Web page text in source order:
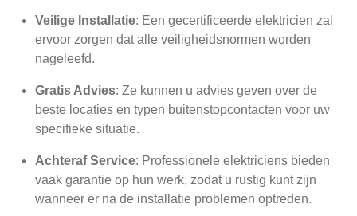
Veilige Installatie: Een gecertificeerde elektricien zal
ervoor zorgen dat alle veiligheidsnormen worden
nageleefd.
Gratis Advies: Ze kunnen u advies geven over de
beste locaties en typen buitenstopcontacten voor uw
specifieke situatie.
Achteraf Service: Professionele elektriciens bieden
vaak garantie op hun werk, zodat u rustig kunt zijn
wanneer er na de installatie problemen optreden.